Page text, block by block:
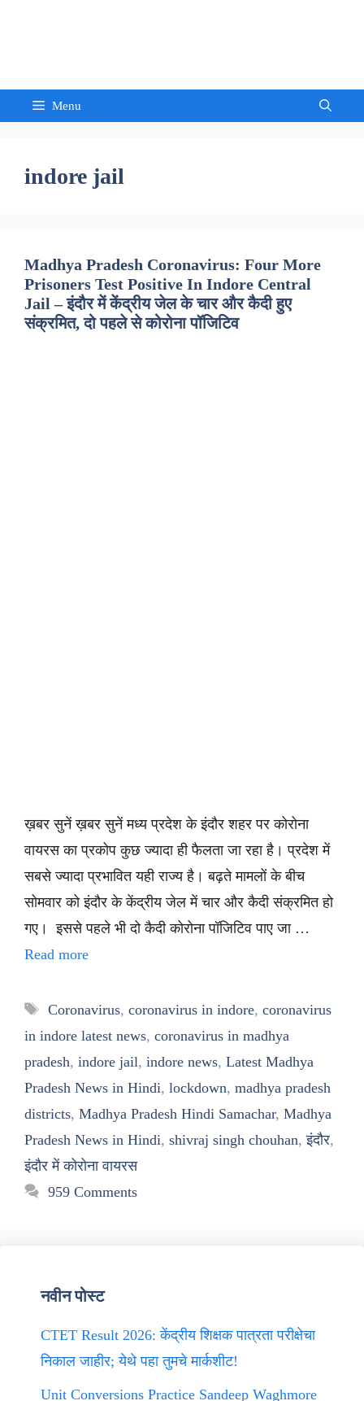
Menu
indore jail
Madhya Pradesh Coronavirus: Four More
Prisoners Test Positive In Indore Central
Jail – इंदौर में केंद्रीय जेल के चार और कैदी हुए
संक्रमित, दो पहले से कोरोना पॉजिटिव
ख़बर सुनें ख़बर सुनें मध्य प्रदेश के इंदौर शहर पर कोरोना
वायरस का प्रकोप कुछ ज्यादा ही फैलता जा रहा है। प्रदेश में
सबसे ज्यादा प्रभावित यही राज्य है। बढ़ते मामलों के बीच
सोमवार को इंदौर के केंद्रीय जेल में चार और कैदी संक्रमित हो
गए। इससे पहले भी दो कैदी कोरोना पॉजिटिव पाए जा …
Read more
Tags
Coronavirus, coronavirus in indore, coronavirus
in indore latest news, coronavirus in madhya
pradesh, indore jail, indore news, Latest Madhya
Pradesh News in Hindi, lockdown, madhya pradesh
districts, Madhya Pradesh Hindi Samachar, Madhya
Pradesh News in Hindi, shivraj singh chouhan,इंदौर,
इंदौर में कोरोना वायरस
959 Comments
नवीन पोस्ट
CTET Result 2026: केंद्रीय शिक्षक पात्रता परीक्षेचा
निकाल जाहीर; येथे पहा तुमचे मार्कशीट!
Unit Conversions Practice Sandeep Waghmore